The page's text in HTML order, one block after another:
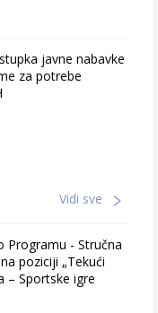
javne nabavke
za potrebe
Vidi sve
Programu - Stručna
poziciji „Tekući
– Sportske igre